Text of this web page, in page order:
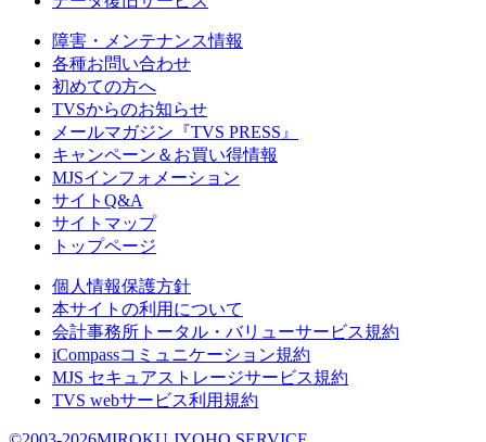
障害・メンテナンス情報
各種お問い合わせ
初めての方へ
TVSからのお知らせ
メールマガジン『TVS PRESS』
キャンペーン＆お買い得情報
MJSインフォメーション
サイトQ&A
サイトマップ
トップページ
個人情報保護方針
本サイトの利用について
会計事務所トータル・バリューサービス規約
iCompassコミュニケーション規約
MJS セキュアストレージサービス規約
TVS webサービス利用規約